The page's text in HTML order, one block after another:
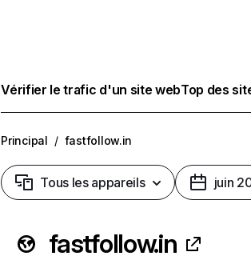
Vérifier le trafic d'un site webTop des
Principal / fastfollow.in
Tous les appareils juin
fastfollow.in